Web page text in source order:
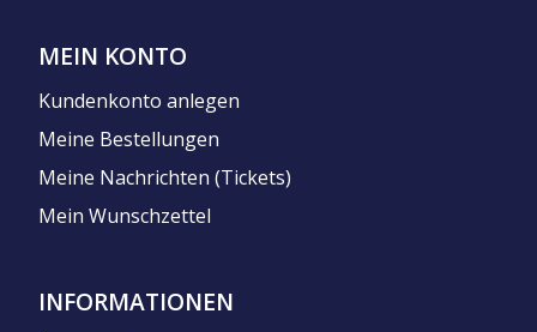
MEIN KONTO
Kundenkonto anlegen
Meine Bestellungen
Meine Nachrichten (Tickets)
Mein Wunschzettel
INFORMATIONEN